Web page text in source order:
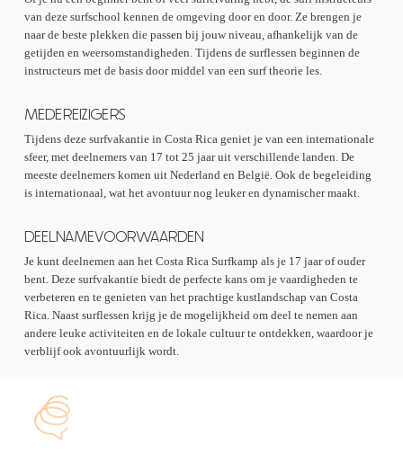
van deze surfschool kennen de omgeving door en door. Ze brengen je
naar de beste plekken die passen bij jouw niveau, afhankelijk van de
getijden en weersomstandigheden. Tijdens de surflessen beginnen de
instructeurs met de basis door middel van een surf theorie les.
MEDEREIZIGERS
Tijdens deze surfvakantie in Costa Rica geniet je van een internationale
sfeer, met deelnemers van 17 tot 25 jaar uit verschillende landen. De
meeste deelnemers komen uit Nederland en België. Ook de begeleiding
is internationaal, wat het avontuur nog leuker en dynamischer maakt.
DEELNAMEVOORWAARDEN
Je kunt deelnemen aan het Costa Rica Surfkamp als je 17 jaar of ouder
bent. Deze surfvakantie biedt de perfecte kans om je vaardigheden te
verbeteren en te genieten van het prachtige kustlandschap van Costa
Rica. Naast surflessen krijg je de mogelijkheid om deel te nemen aan
andere leuke activiteiten en de lokale cultuur te ontdekken, waardoor je
verblijf ook avontuurlijk wordt.